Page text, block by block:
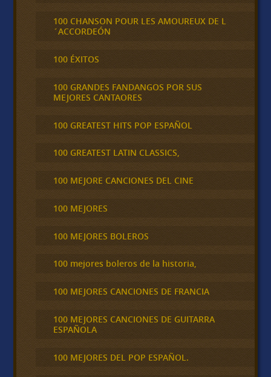
100 CHANSON POUR LES AMOUREUX DE L
´ACCORDEÓN
100 ÉXITOS
100 GRANDES FANDANGOS POR SUS
MEJORES CANTAORES
100 GREATEST HITS POP ESPAÑOL
100 GREATEST LATIN CLASSICS,
100 MEJORE CANCIONES DEL CINE
100 MEJORES
100 MEJORES BOLEROS
100 mejores boleros de la historia,
100 MEJORES CANCIONES DE FRANCIA
100 MEJORES CANCIONES DE GUITARRA
ESPAÑOLA
100 MEJORES DEL POP ESPAÑOL.